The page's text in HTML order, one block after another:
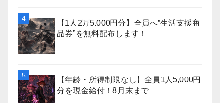
【1人2万5,000円分】全員へ”生活支援商
品券”を無料配布します！
【年齢・所得制限なし】全員1人5,000円
分を現金給付！8月末まで